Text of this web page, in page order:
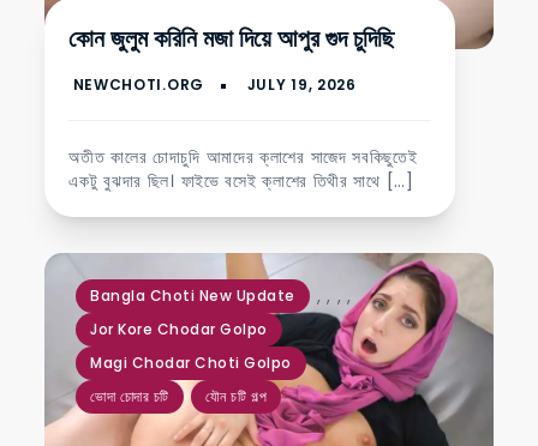
কোন জুলুম করিনি মজা দিয়ে আপুর গুদ চুদিছি
অতীত কালের চোদাচুদি আমাদের ক্লাশের সাজেদ সবকিছুতেই
একটু বুঝদার ছিল। ফাইভে বসেই ক্লাশের তিথীর সাথে […]
Bangla Choti New Update ,
Jor Kore Chodar Golpo
,
Magi Chodar Choti Golpo
,
ভোদা চোদার চটি
,
যৌন চটি গল্প